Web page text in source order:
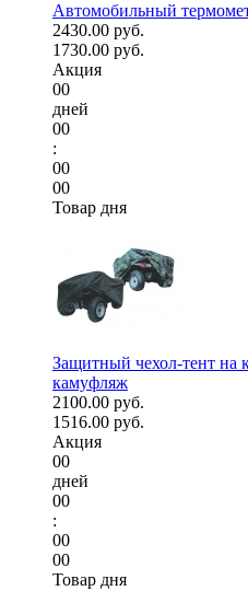
Автомобильный
2430.00 руб.
1730.00 руб.
Акция
00
дней
00
:
00
00
Товар дня
Защитный чехол-тент
камуфляж
2100.00 руб.
1516.00 руб.
Акция
00
дней
00
:
00
00
Товар дня